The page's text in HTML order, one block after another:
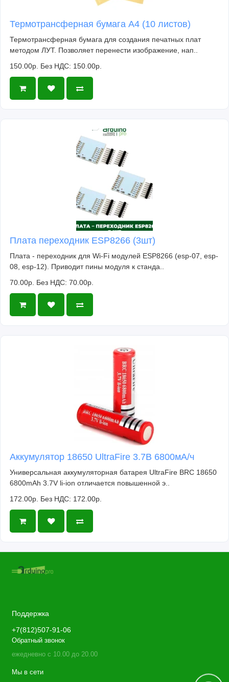
Термотрансферная бумага А4 (10 листов)
Термотрансферная бумага для создания печатных плат
методом ЛУТ. Позволяет перенести изображение, нап..
150.00р. Без НДС: 150.00р.
Плата переходник ESP8266 (3шт)
Плата - переходник для Wi-Fi модулей ESP8266 (esp-07, esp-
08, esp-12). Приводит пины модуля к станда..
70.00р. Без НДС: 70.00р.
Аккумулятор 18650 UltraFire 3.7В 6800мА/ч
Универсальная аккумуляторная батарея UltraFire BRC 18650
6800mAh 3.7V li-ion отличается повышенной э..
172.00р. Без НДС: 172.00р.
Поддержка
+7(812)507-91-06
Обратный звонок
ежедневно с 10.00 до 20.00
Мы в сети